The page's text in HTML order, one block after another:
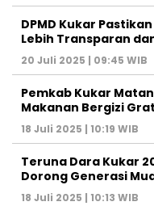
DPMD Kukar
Lebih Transparan
20 Juli 2025 | 09:45 WIB
Pemkab Kukar
Makanan Bergizi
18 Juli 2025 | 10:19 WIB
Teruna Dara Kukar
Dorong Generasi
18 Juli 2025 | 10:13 WIB